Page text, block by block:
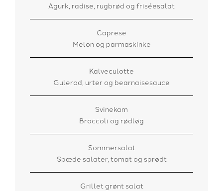
Agurk, radise, rugbrød og friséesalat
Caprese
Melon og parmaskinke
Kalveculotte
Gulerod, urter og bearnaisesauce
Svinekam
Broccoli og rødløg
Sommersalat
Spæde salater, tomat og sprødt
Grillet grønt salat